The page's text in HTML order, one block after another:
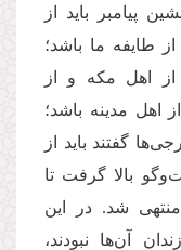
پیامبر باید از
طایفه ما باشد؛
از اهل مکه و از
اهل مدینه باشد؛
گفتند باید از
بالا گرفت تا
منتهی شد. در این
آن‌ها نبودند،